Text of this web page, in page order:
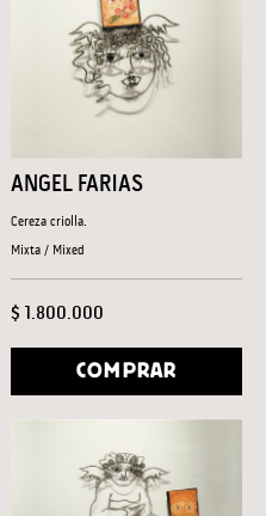
ANGEL FARIAS
Cereza criolla.
Mixta / Mixed
$ 1.800.000
COMPRAR